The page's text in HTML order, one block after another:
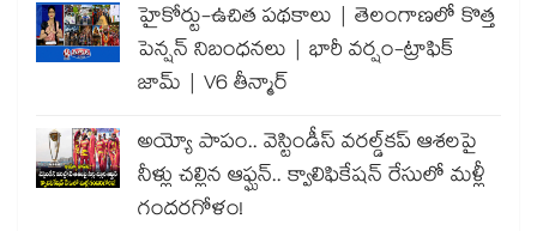
హైకోర్టు-ఉచిత పథకాలు | తెలంగాణలో కొత్త
పెన్షన్ నిబంధనలు | భారీ వర్షం-ట్రాఫిక్
జామ్ | V6 తీన్మార్
అయ్యో పాపం.. వెస్టిండీస్ వరల్డ్‌కప్ ఆశలపై
నీళ్లు చల్లిన ఆఫ్ఘన్.. క్వాలిఫికేషన్ రేసులో మళ్లీ
గందరగోళం!